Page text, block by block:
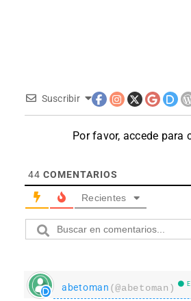
Suscribir
Por favor, accede para
44 COMENTARIOS
Recientes
abetoman (@abetoman)